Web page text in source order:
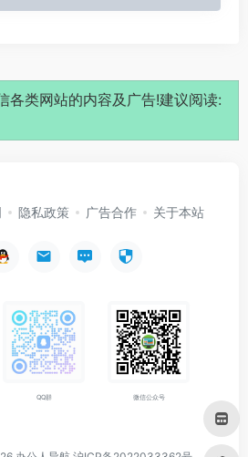
各类网站的内容及广告!建议阅读:
隐私政策 广告合作 关于本站
QQ群 微信公众号